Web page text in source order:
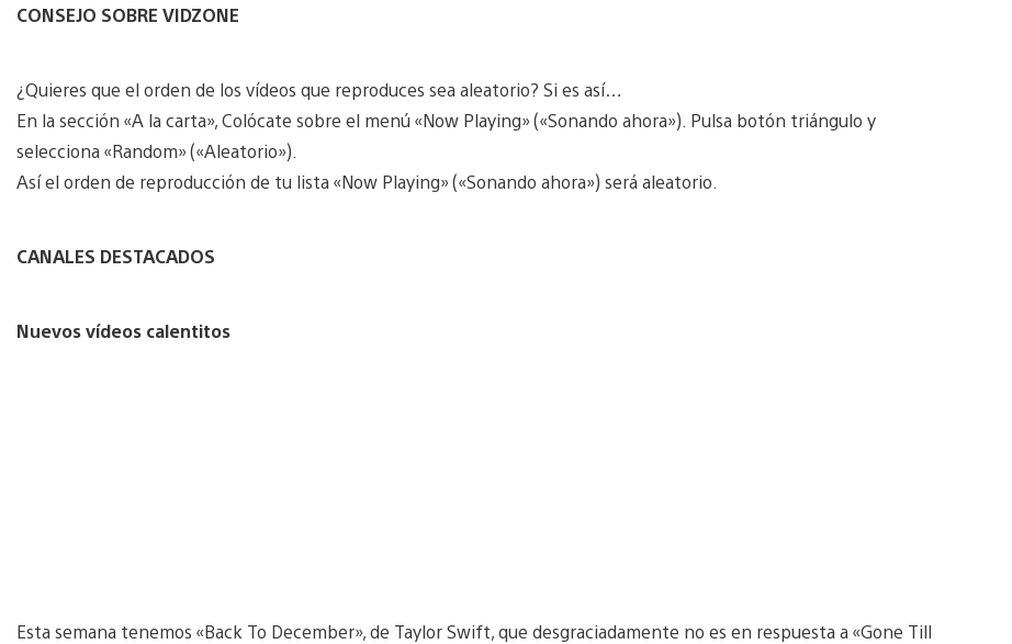
CONSEJO SOBRE VIDZONE
¿Quieres que el orden de los vídeos que reproduces sea aleatorio? Si es así…
En la sección «A la carta», Colócate sobre el menú «Now Playing» («Sonando ahora»). Pulsa botón triángulo y
selecciona «Random» («Aleatorio»).
Así el orden de reproducción de tu lista «Now Playing» («Sonando ahora») será aleatorio.
CANALES DESTACADOS
Nuevos vídeos calentitos
Esta semana tenemos «Back To December», de Taylor Swift, que desgraciadamente no es en respuesta a «Gone Till